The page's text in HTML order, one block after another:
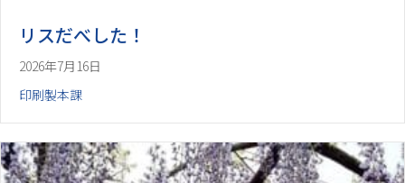
リスだべした！
2026年7月16日
印刷製本課